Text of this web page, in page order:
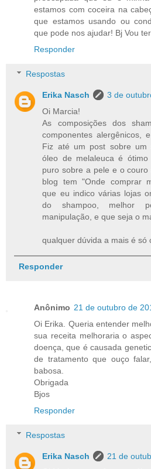
estamos com coceira na
que estamos usando ou
que pode nos ajudar! Bj Vou
Responder
Respostas
Erika Nasch
3 de
Oi Marcia!
As composições dos
componentes alergênicos,
Fiz até um post sobre um
óleo de melaleuca é
puro sobre a pele e o
blog tem "Onde comprar
que eu indico várias lojas
do shampoo, melhor
manipulação, e que seja o
qualquer dúvida a mais é só
Responder
Anônimo 21 de outubro de
Oi Erika. Queria entender
sua receita melhoraria o
doença, que é causada
de tratamento que ouço
babosa.
Obrigada
Bjos
Responder
Respostas
Erika Nasch
21 de